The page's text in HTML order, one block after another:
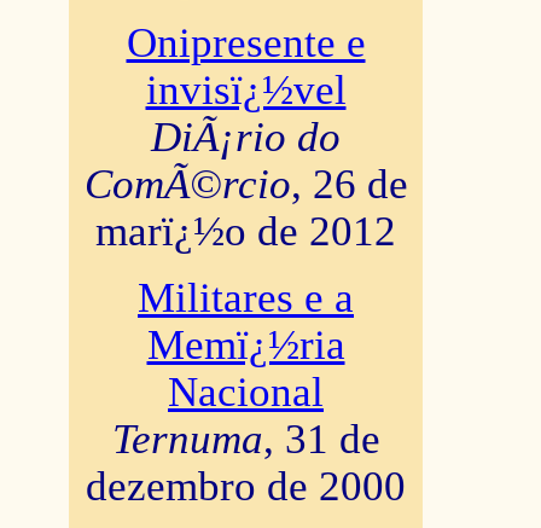
Onipresente e
invisï¿½vel
DiÃ¡rio do
ComÃ©rcio, 26 de
marï¿½o de 2012
Militares e a
Memï¿½ria
Nacional
Ternuma, 31 de
dezembro de 2000